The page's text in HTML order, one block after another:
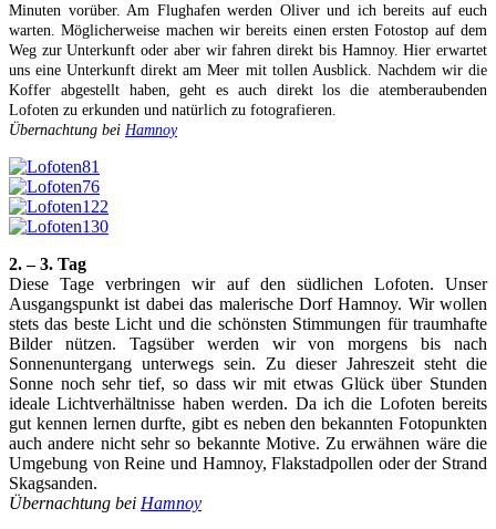
Minuten vorüber. Am Flughafen werden Oliver und ich bereits auf euch
warten. Möglicherweise machen wir bereits einen ersten Fotostop auf dem
Weg zur Unterkunft oder aber wir fahren direkt bis Hamnoy. Hier erwartet
uns eine Unterkunft direkt am Meer mit tollen Ausblick. Nachdem wir die
Koffer abgestellt haben, geht es auch direkt los die atemberaubenden
Lofoten zu erkunden und natürlich zu fotografieren.
Übernachtung bei Hamnoy
2. – 3. Tag
Diese Tage verbringen wir auf den südlichen Lofoten. Unser
Ausgangspunkt ist dabei das malerische Dorf Hamnoy. Wir wollen
stets das beste Licht und die schönsten Stimmungen für traumhafte
Bilder nützen. Tagsüber werden wir von morgens bis nach
Sonnenuntergang unterwegs sein. Zu dieser Jahreszeit steht die
Sonne noch sehr tief, so dass wir mit etwas Glück über Stunden
ideale Lichtverhältnisse haben werden. Da ich die Lofoten bereits
gut kennen lernen durfte, gibt es neben den bekannten Fotopunkten
auch andere nicht sehr so bekannte Motive. Zu erwähnen wäre die
Umgebung von Reine und Hamnoy, Flakstadpollen oder der Strand
Skagsanden.
Übernachtung bei Hamnoy